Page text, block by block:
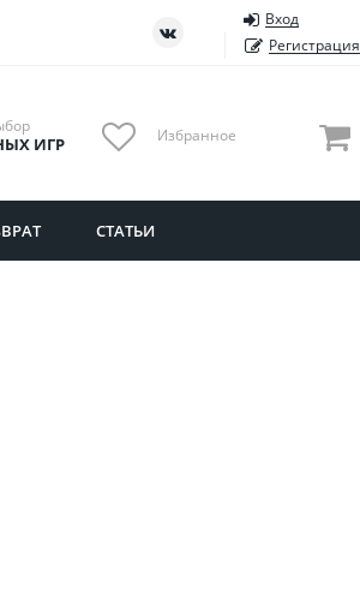
Тюменская область
Ульяновская область
Вход
Регистрация
ИГР Избранное
СТАТЬИ